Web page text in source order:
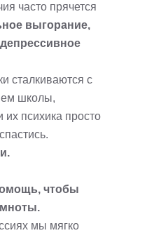
часто прячется
выгорание,
сталкиваются с
школы,
их психика просто
чтобы
мы мягко